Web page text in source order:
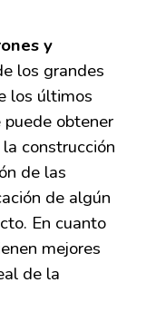
y
los grandes
los últimos
puede obtener
construcción
de las
ción de algún
En cuanto
mejores
de la